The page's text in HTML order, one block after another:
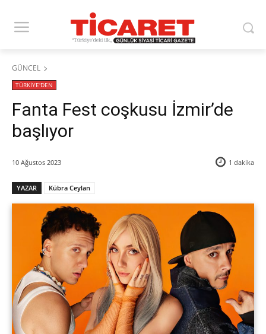
GÜNCEL
TÜRKİYE'DEN
Fanta Fest coşkusu İzmir’de
başlıyor
10 Ağustos 2023 1 dakika
YAZAR Kübra Ceylan